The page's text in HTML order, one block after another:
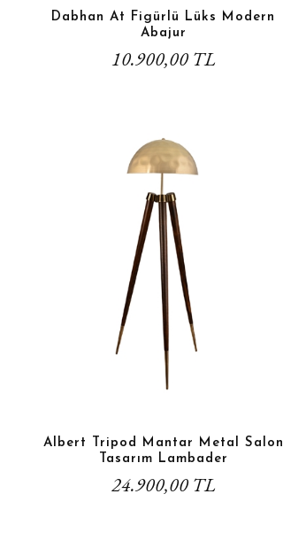
Dabhan At Figürlü Lüks Modern
Abajur
10.900,00 TL
Albert Tripod Mantar Metal Salon
Tasarım Lambader
24.900,00 TL